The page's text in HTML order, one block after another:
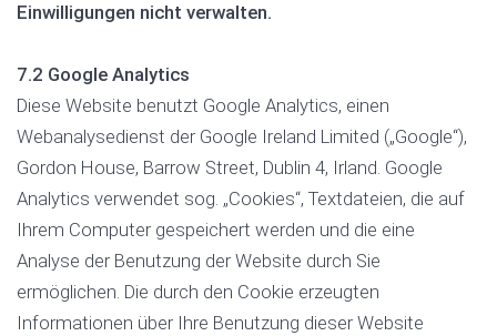
Einwilligungen nicht verwalten.
7.2 Google Analytics
Diese Website benutzt Google Analytics, einen
Webanalysedienst der Google Ireland Limited („Google“),
Gordon House, Barrow Street, Dublin 4, Irland. Google
Analytics verwendet sog. „Cookies“, Textdateien, die auf
Ihrem Computer gespeichert werden und die eine
Analyse der Benutzung der Website durch Sie
ermöglichen. Die durch den Cookie erzeugten
Informationen über Ihre Benutzung dieser Website